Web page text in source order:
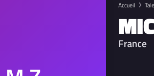
Accueil
France